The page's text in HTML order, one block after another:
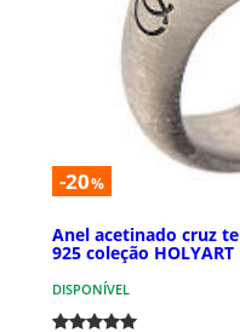
-20%
Anel acetinado cruz
925 coleção HOLYART
DISPONÍVEL